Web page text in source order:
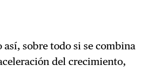
así, sobre todo si se combina
del crecimiento,